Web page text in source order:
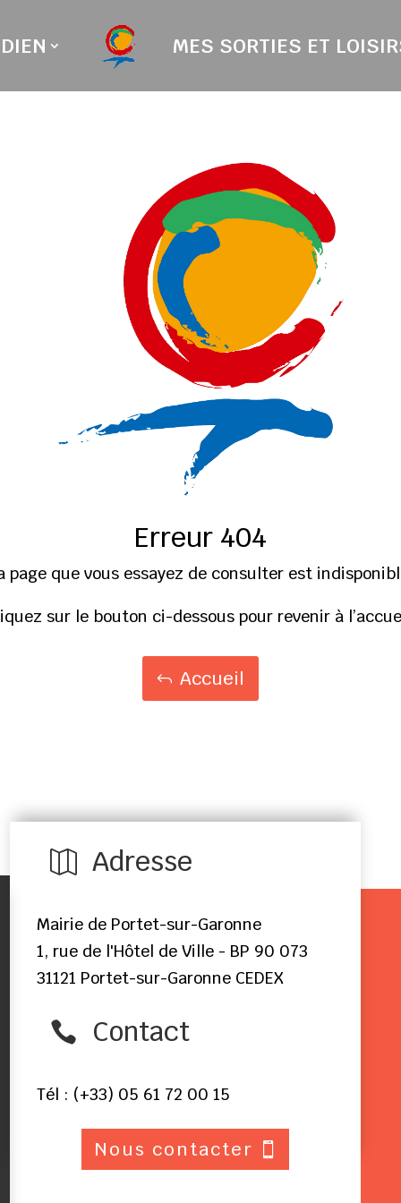
MES SORTIES ET
Erreur 404
page que vous essayez de consulter est
sur le bouton ci-dessous pour revenir à
Accueil
 Adresse
Mairie de Portet-sur-Garonne
1, rue de l'Hôtel de Ville - BP 90 073
31121 Portet-sur-Garonne CEDEX
 Contact
Tél : (+33) 05 61 72 00 15
Nous contacter